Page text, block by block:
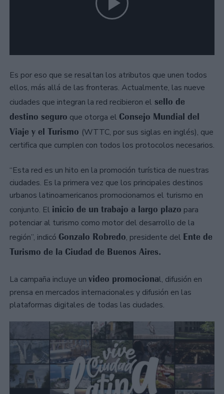
Es por eso que se resaltan los atributos que unen todos
ellos, más allá de las fronteras. Actualmente, las nueve
ciudades que integran la red recibieron el sello de
destino seguro que otorga el Consejo Mundial del
Viaje y el Turismo (WTTC, por sus siglas en inglés), que
certifica que cumplen con todos los protocolos necesarios.
“Esta red es un hito en la promoción turística de nuestras
ciudades. Es la primera vez que los principales destinos
urbanos latinoamericanos promocionamos el turismo en
conjunto. El inicio de un trabajo a largo plazo para
potenciar al turismo como motor del desarrollo de la
región”, indicó Gonzalo Robredo, presidente del Ente de
Turismo de la Ciudad de Buenos Aires.
La campaña incluye un video promocional, difusión en
prensa en mercados internacionales y difusión en las
plataformas digitales de todas las ciudades.